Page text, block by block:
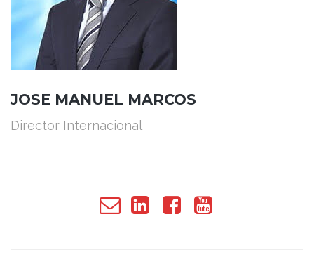
JOSE MANUEL MARCOS
Director Internacional